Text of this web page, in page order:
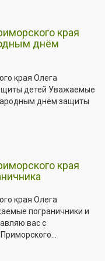
края
днём
края Олега
детей Уважаемые
днём защиты
края
края Олега
пограничники и
вас с